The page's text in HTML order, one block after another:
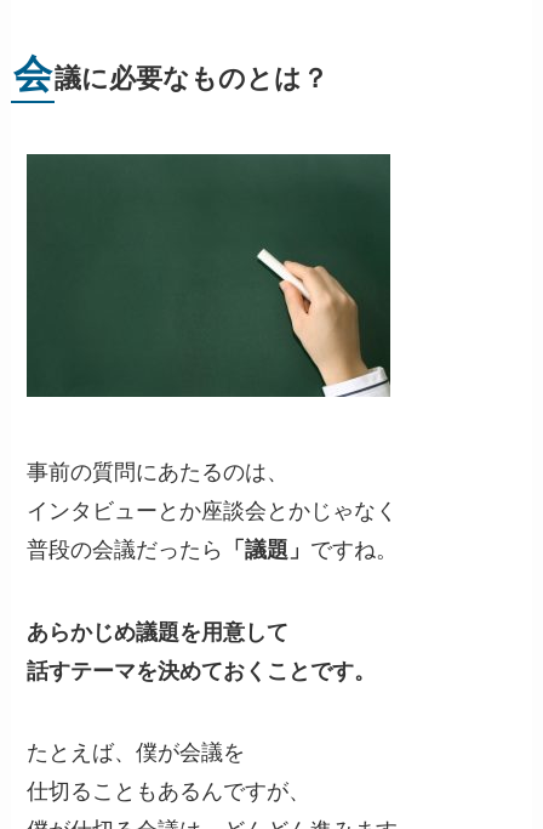
会議に必要なものとは？
事前の質問にあたるのは、
インタビューとか座談会とかじゃなく
普段の会議だったら
「議題」 ですね。
あらかじめ議題を用意して
話すテーマを決めておくことです。
たとえば、僕が会議を
仕切ることもあるんですが、